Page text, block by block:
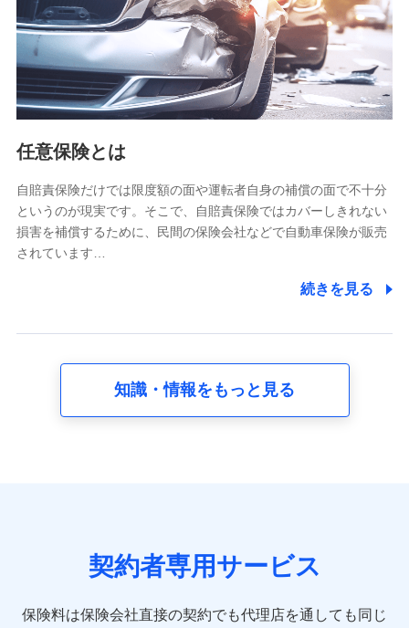
基本情報
氏名、電話番号、メールアドレス、お客さまの識別子、
属性、連絡先、dポイントサービスのご利用に関する情
報。例として、dポイントカード番号、性別、年齢、家族
構成、住所、dポイント残高、dポイント利用履歴などが
含まれます。
当社又は株式会社NTTドコモが提供する各種サービスな
又は株式会社NTTドコモが提供する各種サービスのご契
約状態・ご利用履歴インターネット利用時の行動に関す
る情報、アプリケーション利用時の行動に関する情報、
購入されたサービスや商品の名称・購入場所・決済に関
する情報、アンケートの回答に関する情報などが含まれ
の内容、保険料、保険料のお支払方法、車のメーカーや
走行距離などの情報、建物の構造や築年数などの情報、
険契約に関する情報。例として、保険契約者及び被保険
者の氏名、住所、生年月日、性別、保険契約者と被保険
報、建物の構造や築年数などの情報、ペットの種類や年
任意保険とは
自賠責保険だけでは限度額の面や運転者自身の補償の面で不十分
というのが現実です。そこで、自賠責保険ではカバーしきれない
損害を補償するために、民間の保険会社などで自動車保険が販売
されています…
続きを見る
知識・情報をもっと見る
契約者専用サービス
保険料は保険会社直接の契約でも代理店を通しても同じ